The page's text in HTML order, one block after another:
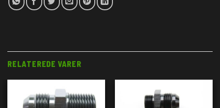
RELATEREDE VARER